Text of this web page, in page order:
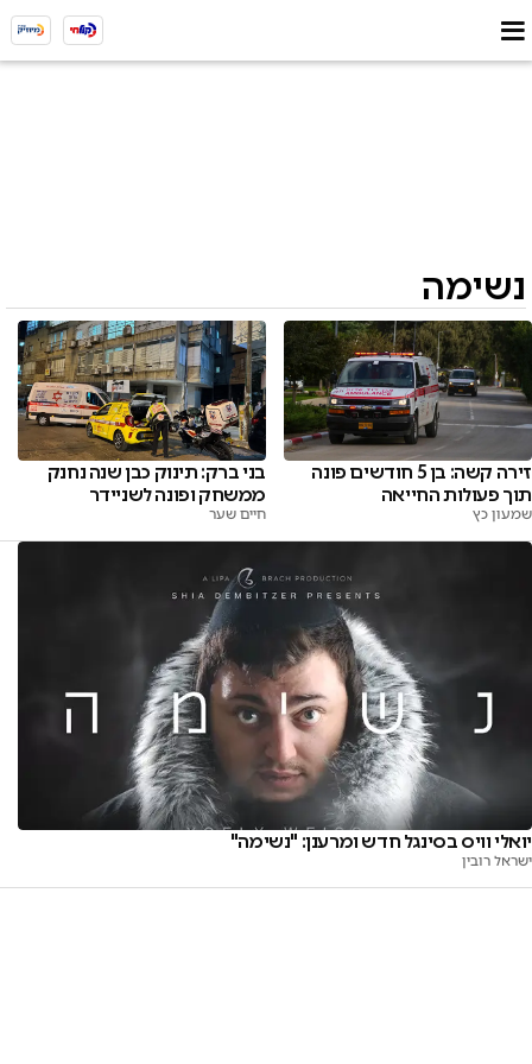
נשימה
זירה קשה: בן 5 חודשים פונה
תוך פעולות החייאה
שמעון כץ
בני ברק: תינוק כבן שנה נחנק
ממשחק ופונה לשניידר
חיים שער
יואלי וויס בסינגל חדש ומרענן: "נשימה"
ישראל רובין